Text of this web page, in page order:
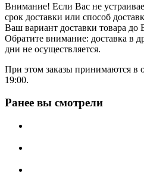
Внимание! Если Вас не
срок доставки или способ
Ваш вариант доставки товара до
Обратите внимание: доставка в
дни не осуществляется.
При этом заказы принимаются в
19:00.
Ранее вы смотрели